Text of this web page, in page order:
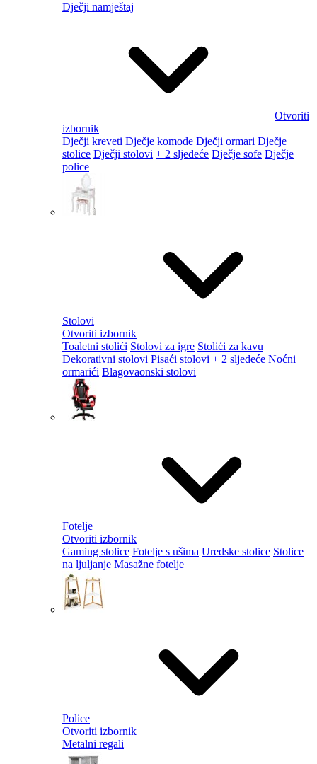
Dječji namještaj
Otvoriti
izbornik
Dječji kreveti Dječje komode Dječji ormari Dječje
stolice Dječji stolovi + 2 sljedeće Dječje sofe Dječje
police
Stolovi
Otvoriti izbornik
Toaletni stolići Stolovi za igre Stolići za kavu
Dekorativni stolovi Pisaći stolovi + 2 sljedeće Noćni
ormarići Blagovaonski stolovi
Fotelje
Otvoriti izbornik
Gaming stolice Fotelje s ušima Uredske stolice Stolice
na ljuljanje Masažne fotelje
Police
Otvoriti izbornik
Metalni regali